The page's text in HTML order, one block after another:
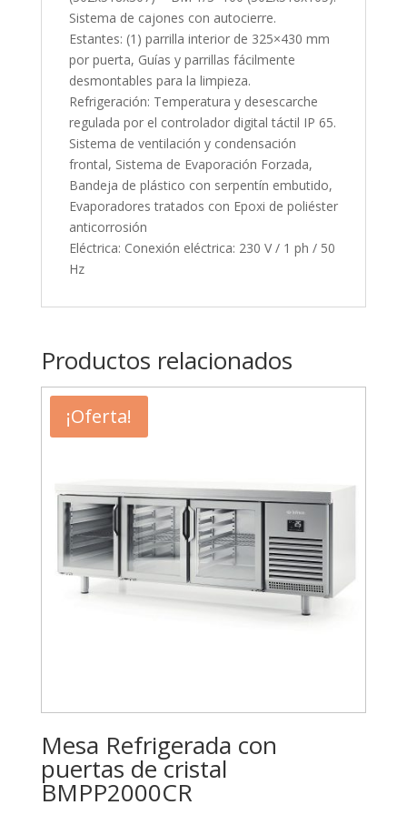
Sistema de cajones con autocierre.
Estantes: (1) parrilla interior de 325×430 mm
por puerta, Guías y parrillas fácilmente
desmontables para la limpieza.
Refrigeración: Temperatura y desescarche
regulada por el controlador digital táctil IP 65.
Sistema de ventilación y condensación
frontal, Sistema de Evaporación Forzada,
Bandeja de plástico con serpentín embutido,
Evaporadores tratados con Epoxi de poliéster
anticorrosión
Eléctrica: Conexión eléctrica: 230 V / 1 ph / 50
Hz
Productos relacionados
¡Oferta!
Mesa Refrigerada con
puertas de cristal
BMPP2000CR